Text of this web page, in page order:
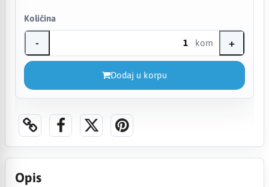
Količina
- kom +
Dodaj u korpu
Opis